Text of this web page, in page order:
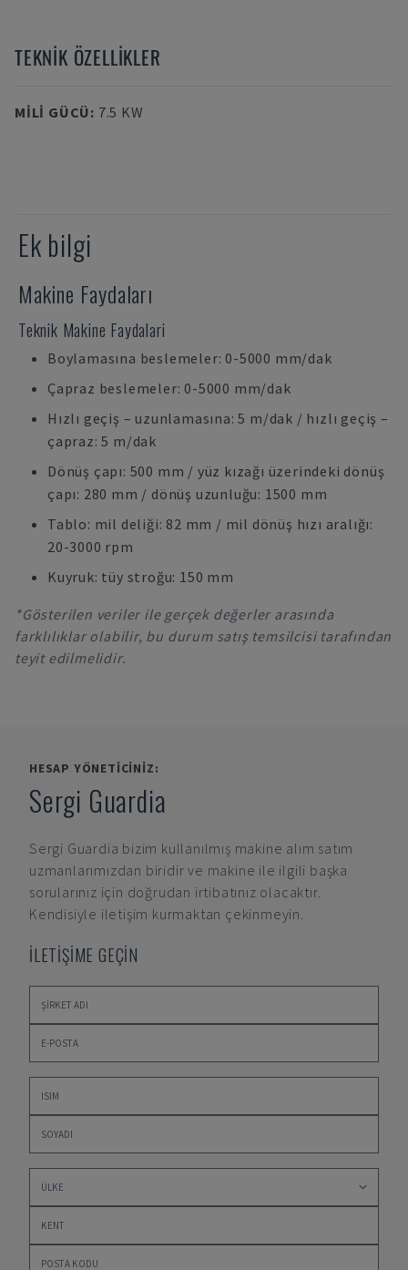
TEKNIK ÖZELLIKLER
MILI GÜCÜ: 7.5 KW
Ek bilgi
Makine Faydaları
Teknik Makine Faydalari
Boylamasına beslemeler: 0-5000 mm/dak
Çapraz beslemeler: 0-5000 mm/dak
Hızlı geçiş – uzunlamasına: 5 m/dak / hızlı geçiş –
çapraz: 5 m/dak
Dönüş çapı: 500 mm / yüz kızağı üzerindeki dönüş
çapı: 280 mm / dönüş uzunluğu: 1500 mm
Tablo: mil deliği: 82 mm / mil dönüş hızı aralığı:
20-3000 rpm
Kuyruk: tüy stroğu: 150 mm
*Gösterilen veriler ile gerçek değerler arasında
farklılıklar olabilir, bu durum satış temsilcisi tarafından
teyit edilmelidir.
HESAP YÖNETICINIZ:
Sergi Guardia
Sergi Guardia bizim kullanılmış makine alım satım
uzmanlarımızdan biridir ve makine ile ilgili başka
sorularınız için doğrudan irtibatınız olacaktır.
Kendisiyle iletişim kurmaktan çekinmeyin.
İLETİŞİME GEÇİN